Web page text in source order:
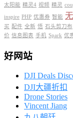
太阳能 精灵4 视频 精灵
inspire PHP 优惠券 智能
买 配件 全新 悟 石头剪刀布
价 信息图表 手机 Spark 优
好网站
DJI Deals
DJI大疆折扣
Drone Stories
Vincent Jiang